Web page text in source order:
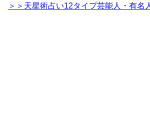
＞＞天星術占い12タイプ芸能人・有名